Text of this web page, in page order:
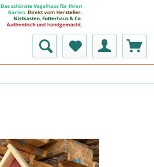
Das schönste Vogelhaus für Ihren
Garten. Direkt vom Hersteller.
Nistkasten, Futterhaus & Co.
Authentisch und handgemacht.